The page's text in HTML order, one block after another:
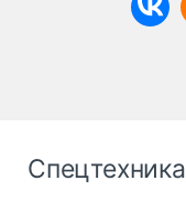
Спецтехника